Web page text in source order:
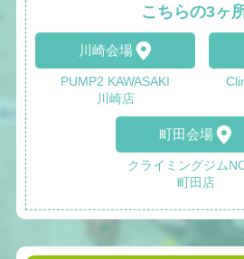
こちらの3ヶ
川崎会場
PUMP2 KAWASAKI
川崎店
町田会場
クライミングジム
町田店